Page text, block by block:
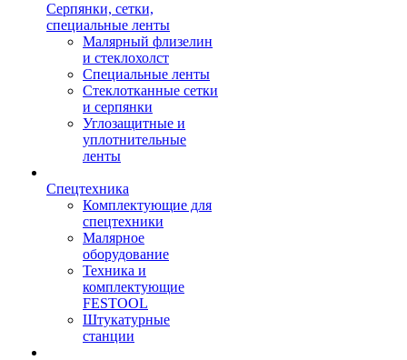
Серпянки, сетки,
специальные ленты
Малярный флизелин
и стеклохолст
Специальные ленты
Стеклотканные сетки
и серпянки
Углозащитные и
уплотнительные
ленты
Спецтехника
Комплектующие для
спецтехники
Малярное
оборудование
Техника и
комплектующие
FESTOOL
Штукатурные
станции